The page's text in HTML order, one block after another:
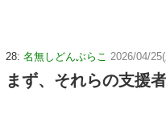
28: 名無しどんぶらこ 2026/04/
まず、それらの支援